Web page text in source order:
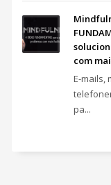
com
E-mails,
pa...